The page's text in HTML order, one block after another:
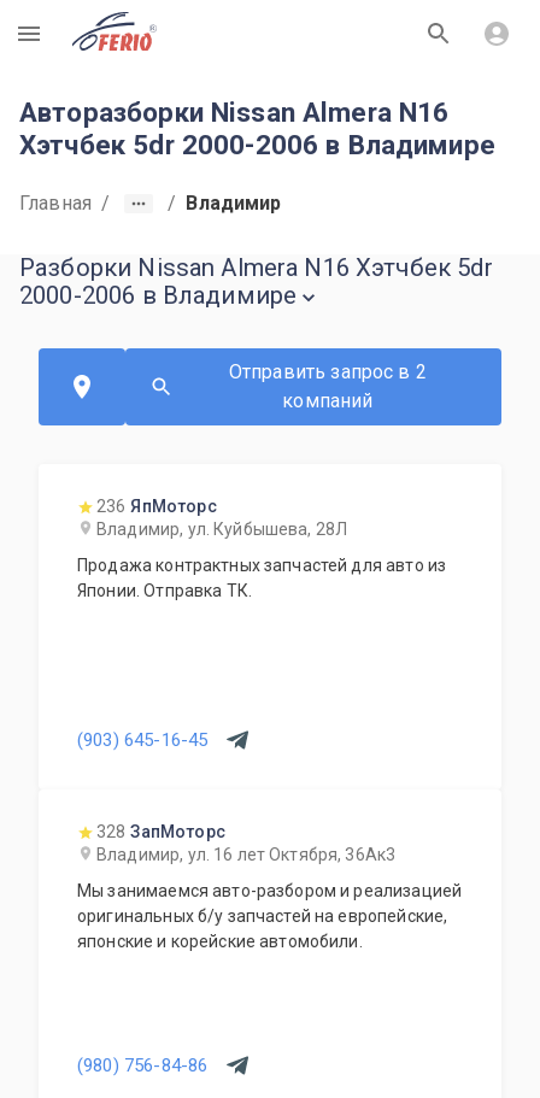
R
Авторазборки Nissan Almera N16
Хэтчбек 5dr 2000-2006 в Владимире
Главная / / Владимир
Разборки Nissan Almera N16 Хэтчбек 5dr
2000-2006 в Владимире
Отправить запрос в 2
компаний
236 ЯпМоторс
Владимир, ул. Куйбышева, 28Л
Продажа контрактных запчастей для авто из
Японии. Отправка ТК.
(903) 645-16-45
328 ЗапМоторс
Владимир, ул. 16 лет Октября, 36Ак3
Мы занимаемся авто-разбором и реализацией
оригинальных б/у запчастей на европейские,
японские и корейские автомобили.
(980) 756-84-86